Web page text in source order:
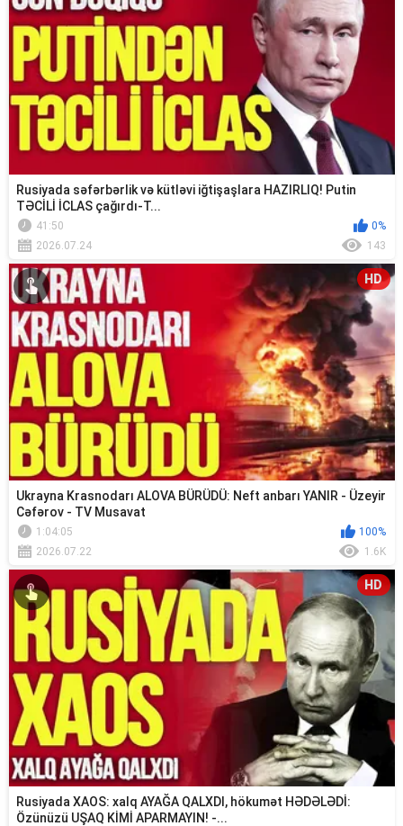
Rusiyada səfərbərlik və kütləvi iğtişaşlara HAZIRLIQ! Putin
TƏCİLİ İCLAS çağırdı-T...
41:50
0%
2026.07.24
143
HD
Ukrayna Krasnodarı ALOVA BÜRÜDÜ: Neft anbarı YANIR - Üzeyir
Cəfərov - TV Musavat
1:04:05
100%
2026.07.22
1.6K
HD
Rusiyada XAOS: xalq AYAĞA QALXDI, hökumət HƏDƏLƏDİ:
Özünüzü UŞAQ KİMİ APARMAYIN! -...